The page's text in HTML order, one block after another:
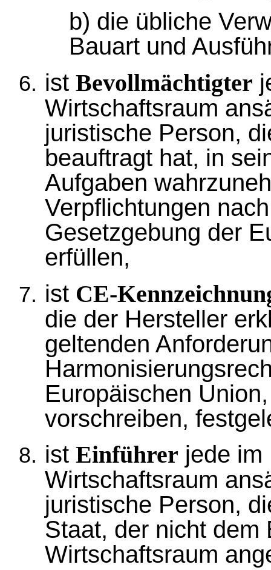
b) die übliche
Bauart und
ist Bevollmächtigter
Wirtschaftsraum
juristische Person,
beauftragt hat, in
Aufgaben
Verpflichtungen
Gesetzgebung der
erfüllen,
ist CE-
die der Hersteller
geltenden
Europäischen
vorschreiben,
ist Einführer jede im
Wirtschaftsraum
juristische Person,
Staat, der nicht dem
Wirtschaftsraum